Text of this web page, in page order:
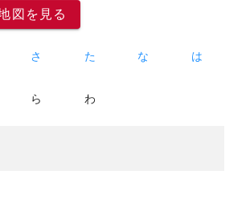
図を見る
さ た な は
ら わ